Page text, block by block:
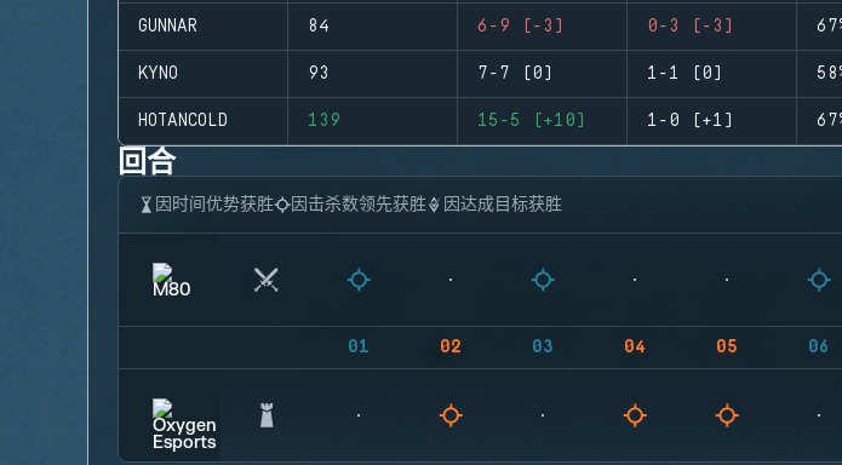
GUNNAR 84 6-9 (-3) 0-3 (-3)
KYNO 93 7-7 (0) 1-1 (0)
HOTANCOLD 139 15-5 (+10) 1-0 (+1)
回合
因时间优势获胜 因击杀数领先获胜 因达成目标获胜
01 02 03 04 05 06